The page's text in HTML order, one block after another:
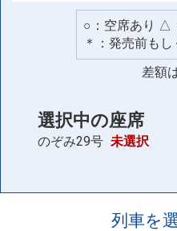
○：空席あり △
＊：発売前も
差額
選択中の座席
のぞみ29号 未選択
列車を